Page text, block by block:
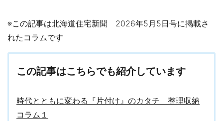
※この記事は北海道住宅新聞 2026年5月5日号に掲載さ
れたコラムです
この記事はこちらでも紹介しています
時代とともに変わる『片付け』のカタチ 整理収納
コラム１